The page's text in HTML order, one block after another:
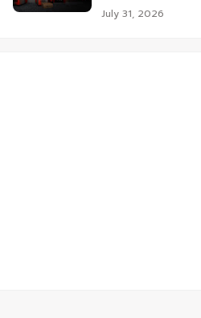
July 31, 2026